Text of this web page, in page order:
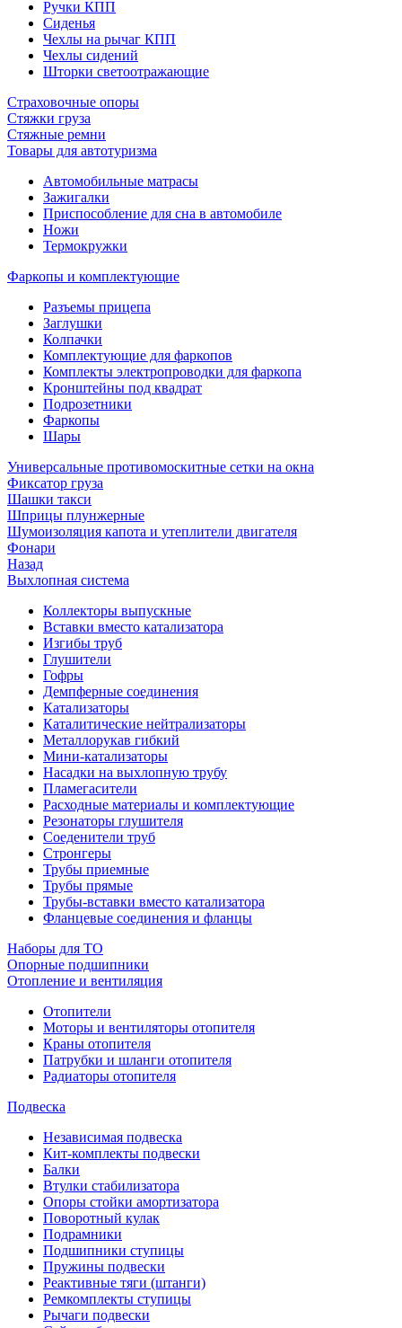
Ручки КПП
Сиденья
Чехлы на рычаг КПП
Чехлы сидений
Шторки светоотражающие
Страховочные опоры
Стяжки груза
Стяжные ремни
Товары для автотуризма
Автомобильные матрасы
Зажигалки
Приспособление для сна в автомобиле
Ножи
Термокружки
Фаркопы и комплектующие
Разъемы прицепа
Заглушки
Колпачки
Комплектующие для фаркопов
Комплекты электропроводки для фаркопа
Кронштейны под квадрат
Подрозетники
Фаркопы
Шары
Универсальные противомоскитные сетки на окна
Фиксатор груза
Шашки такси
Шприцы плунжерные
Шумоизоляция капота и утеплители двигателя
Фонари
Назад
Выхлопная система
Коллекторы выпускные
Вставки вместо катализатора
Изгибы труб
Глушители
Гофры
Демпферные соединения
Катализаторы
Каталитические нейтрализаторы
Металлорукав гибкий
Мини-катализаторы
Насадки на выхлопную трубу
Пламегасители
Расходные материалы и комплектующие
Резонаторы глушителя
Соеденители труб
Стронгеры
Трубы приемные
Трубы прямые
Трубы-вставки вместо катализатора
Фланцевые соединения и фланцы
Наборы для ТО
Опорные подшипники
Отопление и вентиляция
Отопители
Моторы и вентиляторы отопителя
Краны отопителя
Патрубки и шланги отопителя
Радиаторы отопителя
Подвеска
Независимая подвеска
Кит-комплекты подвески
Балки
Втулки стабилизатора
Опоры стойки амортизатора
Поворотный кулак
Подрамники
Подшипники ступицы
Пружины подвески
Реактивные тяги (штанги)
Ремкомплекты ступицы
Рычаги подвески